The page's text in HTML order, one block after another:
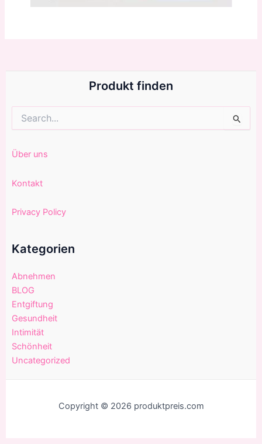
Produkt finden
nach:
Über uns
Kontakt
Privacy Policy
Kategorien
Abnehmen
BLOG
Entgiftung
Gesundheit
Intimität
Schönheit
Uncategorized
Copyright © 2026 produktpreis.com